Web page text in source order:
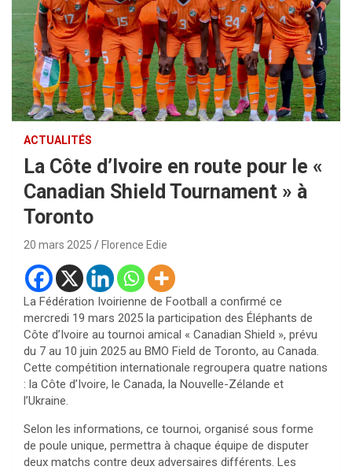
ACTUALITÉS
La Côte d’Ivoire en route pour le «
Canadian Shield Tournament » à
Toronto
20 mars 2025 Florence Edie
La Fédération Ivoirienne de Football a confirmé ce
mercredi 19 mars 2025 la participation des Éléphants de
Côte d’Ivoire au tournoi amical « Canadian Shield », prévu
du 7 au 10 juin 2025 au BMO Field de Toronto, au Canada.
Cette compétition internationale regroupera quatre nations
: la Côte d’Ivoire, le Canada, la Nouvelle-Zélande et
l’Ukraine.
Selon les informations, ce tournoi, organisé sous forme
de poule unique, permettra à chaque équipe de disputer
deux matchs contre deux adversaires différents. Les